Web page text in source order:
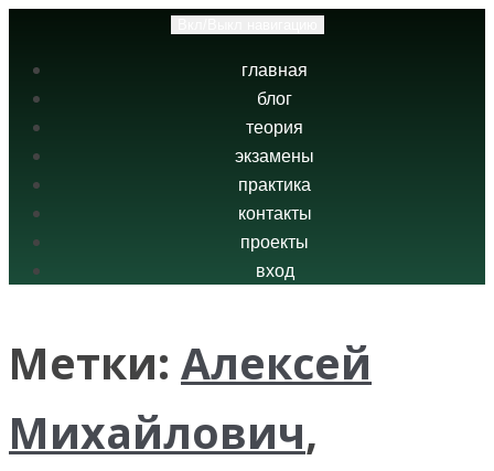
главная
блог
теория
экзамены
практика
контакты
проекты
вход
Метки: Алексей
Михайлович,